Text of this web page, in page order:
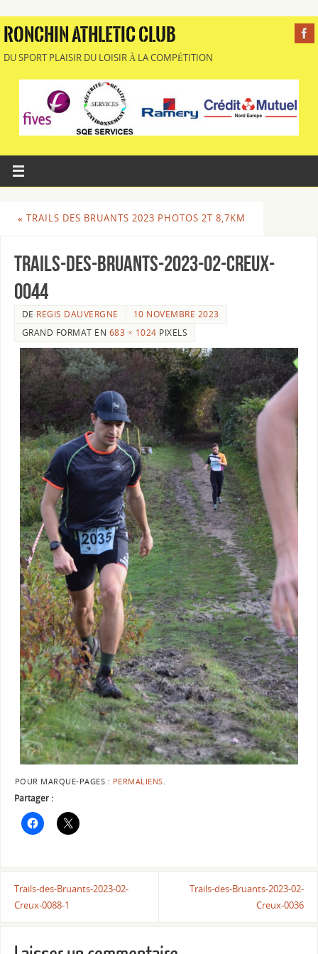
RONCHIN ATHLETIC CLUB
DU SPORT PLAISIR DU LOISIR À LA COMPÉTITION
« TRAILS DES BRUANTS 2023 PHOTOS 2T 8,7KM
Trails-des-Bruants-2023-02-Creux-
0044
DE REGIS DAUVERGNE
10 NOVEMBRE 2023
GRAND FORMAT EN 683 × 1024 PIXELS
POUR MARQUE-PAGES : PERMALIENS
Partager :
Trails-des-Bruants-2023-02-
Creux-0088-1
Trails-des-Bruants-2023-02-
Creux-0036